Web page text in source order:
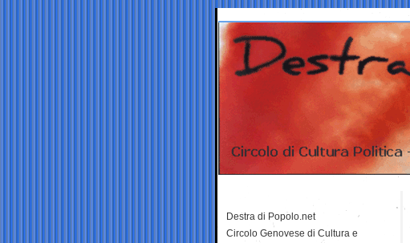
Destra di Popolo.net
Circolo Genovese di Cultura e